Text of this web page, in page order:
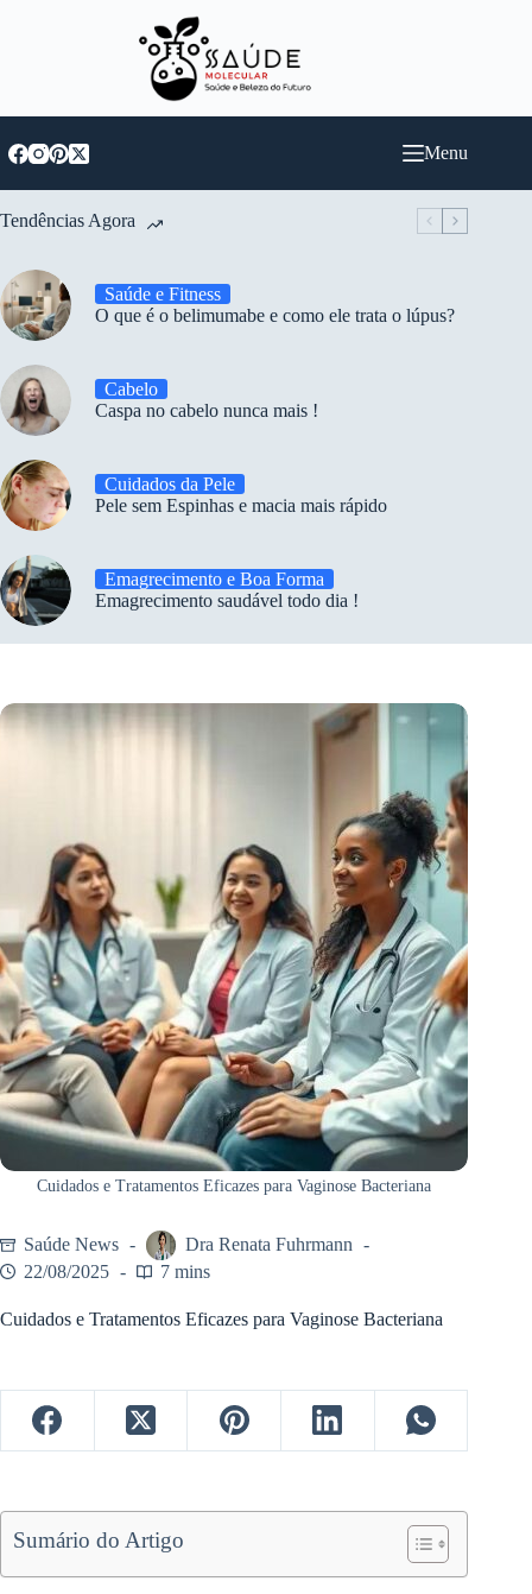
Menu
Tendências Agora
Saúde e Fitness
O que é o belimumabe e como ele trata o lúpus?
Cabelo
Caspa no cabelo nunca mais !
Cuidados da Pele
Pele sem Espinhas e macia mais rápido
Emagrecimento e Boa Forma
Emagrecimento saudável todo dia !
Cuidados e Tratamentos Eficazes para Vaginose Bacteriana
Saúde News
Dra Renata Fuhrmann
22/08/2025
7 mins
Cuidados e Tratamentos Eficazes para Vaginose Bacteriana
Sumário do Artigo